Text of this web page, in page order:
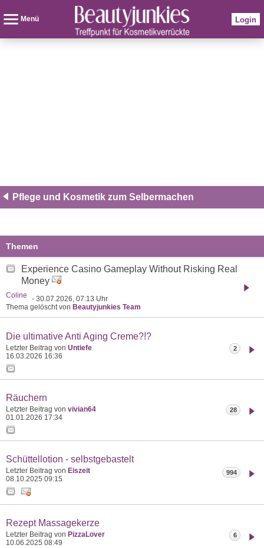
Menü Login
Pflege und Kosmetik zum Selbermachen
Themen
Experience Casino Gameplay Without Risking Real
Money
Coline
- 30.07.2026, 07:13 Uhr
Thema gelöscht von Beautyjunkies Team
Die ultimative Anti Aging Creme?!?
Letzter Beitrag von Untiefe
16.03.2026 16:36
2
Räuchern
Letzter Beitrag von vivian64
01.01.2026 17:34
28
Schüttellotion - selbstgebastelt
Letzter Beitrag von Eiszeit
08.10.2025 09:15
994
Rezept Massagekerze
Letzter Beitrag von PizzaLover
10.06.2025 08:49
6